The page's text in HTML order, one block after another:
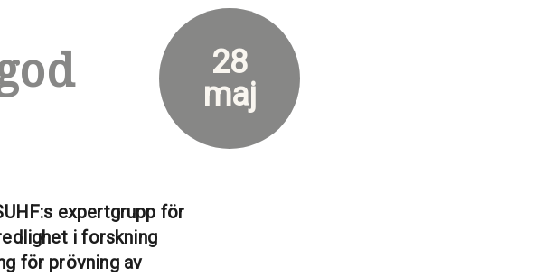
28
maj
expertgrupp för
i forskning
för prövning av